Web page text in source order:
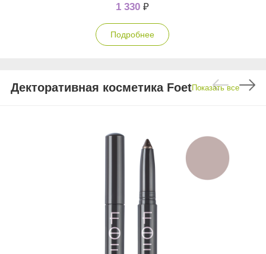
1 330 ₽
Подробнее
Декторативная косметика FoetПоказать все